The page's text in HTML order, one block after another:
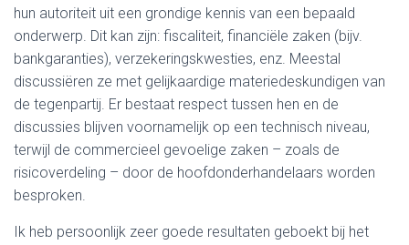
hun autoriteit uit een grondige kennis van een bepaald
onderwerp. Dit kan zijn: fiscaliteit, financiële zaken (bijv.
bankgaranties), verzekeringskwesties, enz. Meestal
discussiëren ze met gelijkaardige materiedeskundigen van
de tegenpartij. Er bestaat respect tussen hen en de
discussies blijven voornamelijk op een technisch niveau,
terwijl de commercieel gevoelige zaken – zoals de
risicoverdeling – door de hoofdonderhandelaars worden
besproken.
Ik heb persoonlijk zeer goede resultaten geboekt bij het